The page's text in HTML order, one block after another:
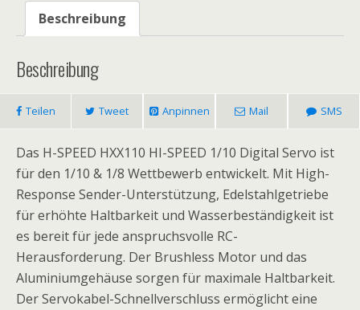
SERVO
30KG/0.113SEK
SPEED
1/8-
1/10
40X20X44.3MM/71G
Menge
Beschreibung
Beschreibung
Teilen Tweet Anpinnen Mail SMS
Das H-SPEED HXX110 HI-SPEED 1/10 Digital Servo ist
für den 1/10 & 1/8 Wettbewerb entwickelt. Mit High-
Response Sender-Unterstützung, Edelstahlgetriebe
für erhöhte Haltbarkeit und Wasserbeständigkeit ist
es bereit für jede anspruchsvolle RC-
Herausforderung. Der Brushless Motor und das
Aluminiumgehäuse sorgen für maximale Haltbarkeit.
Der Servokabel-Schnellverschluss ermöglicht eine